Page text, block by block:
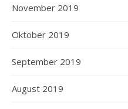
November 2019
Oktober 2019
September 2019
August 2019